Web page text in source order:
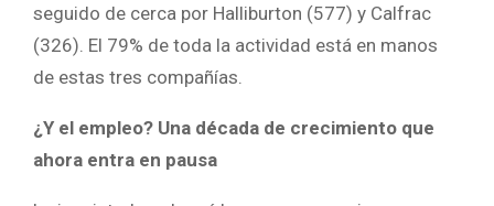
seguido de cerca por Halliburton (577) y Calfrac
(326). El 79% de toda la actividad está en manos
de estas tres compañías.
¿Y el empleo? Una década de crecimiento que
ahora entra en pausa